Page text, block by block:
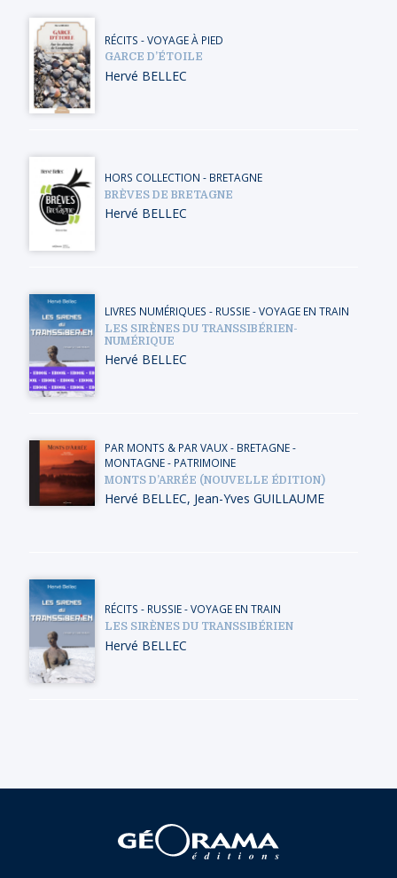
RÉCITS -VOYAGE À PIED
GARCE D’ÉTOILE
Hervé BELLEC
HORS COLLECTION - BRETAGNE
BRÈVES DE BRETAGNE
Hervé BELLEC
LIVRES NUMÉRIQUES - RUSSIE-VOYAGE EN TRAIN
LES SIRÈNES DU TRANSSIBÉRIEN-
NUMÉRIQUE
Hervé BELLEC
PAR MONTS & PAR VAUX- BRETAGNE-
MONTAGNE- PATRIMOINE
MONTS D’ARRÉE (NOUVELLE ÉDITION)
Hervé BELLEC, Jean-Yves GUILLAUME
RÉCITS - RUSSIE-VOYAGE EN TRAIN
LES SIRÈNES DU TRANSSIBÉRIEN
Hervé BELLEC